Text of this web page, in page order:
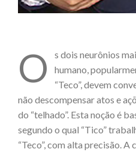
O
s dois neurônios
humano,
“Teco”, devem
não descompensar atos e
do “telhado”. Esta noção é
segundo o qual “Tico”
“Teco”, com alta precisão.